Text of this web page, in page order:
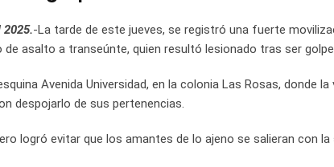
2025.-La tarde de este jueves, se registró una fuerte
asalto a transeúnte, quien resultó lesionado tras ser
Avenida Universidad, en la colonia Las Rosas, donde
despojarlo de sus pertenencias.
logró evitar que los amantes de lo ajeno se salieran con